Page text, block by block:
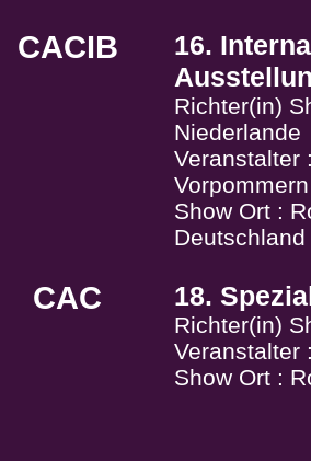
CACIB
16.
Richter(in)
Niederlande
Veranstalter
Vorpommern
Show Ort :
Deutschland
CAC 18.
Richter(in)
Veranstalter
Show Ort :